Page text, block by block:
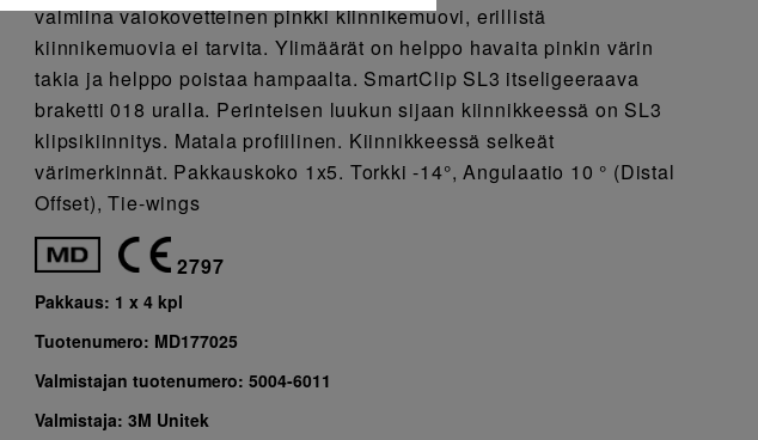
valmiina valokovetteinen pinkki kiinnikemuovi, erillistä
kiinnikemuovia ei tarvita. Ylimäärät on helppo havaita pinkin värin
takia ja helppo poistaa hampaalta. SmartClip SL3 itseligeeraava
braketti 018 uralla. Perinteisen luukun sijaan kiinnikkeessä on SL3
klipsikiinnitys. Matala profiilinen. Kiinnikkeessä selkeät
värimerkinnät. Pakkauskoko 1x5. Torkki -14°, Angulaatio 10 ° (Distal
Offset), Tie-wings
2797
Pakkaus: 1 x 4 kpl
Tuotenumero: MD177025
Valmistajan tuotenumero:5004-6011
Valmistaja:3M Unitek